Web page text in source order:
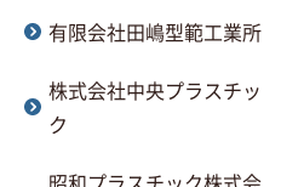
有限会社田嶋型範工業所
株式会社中央プラスチッ
ク